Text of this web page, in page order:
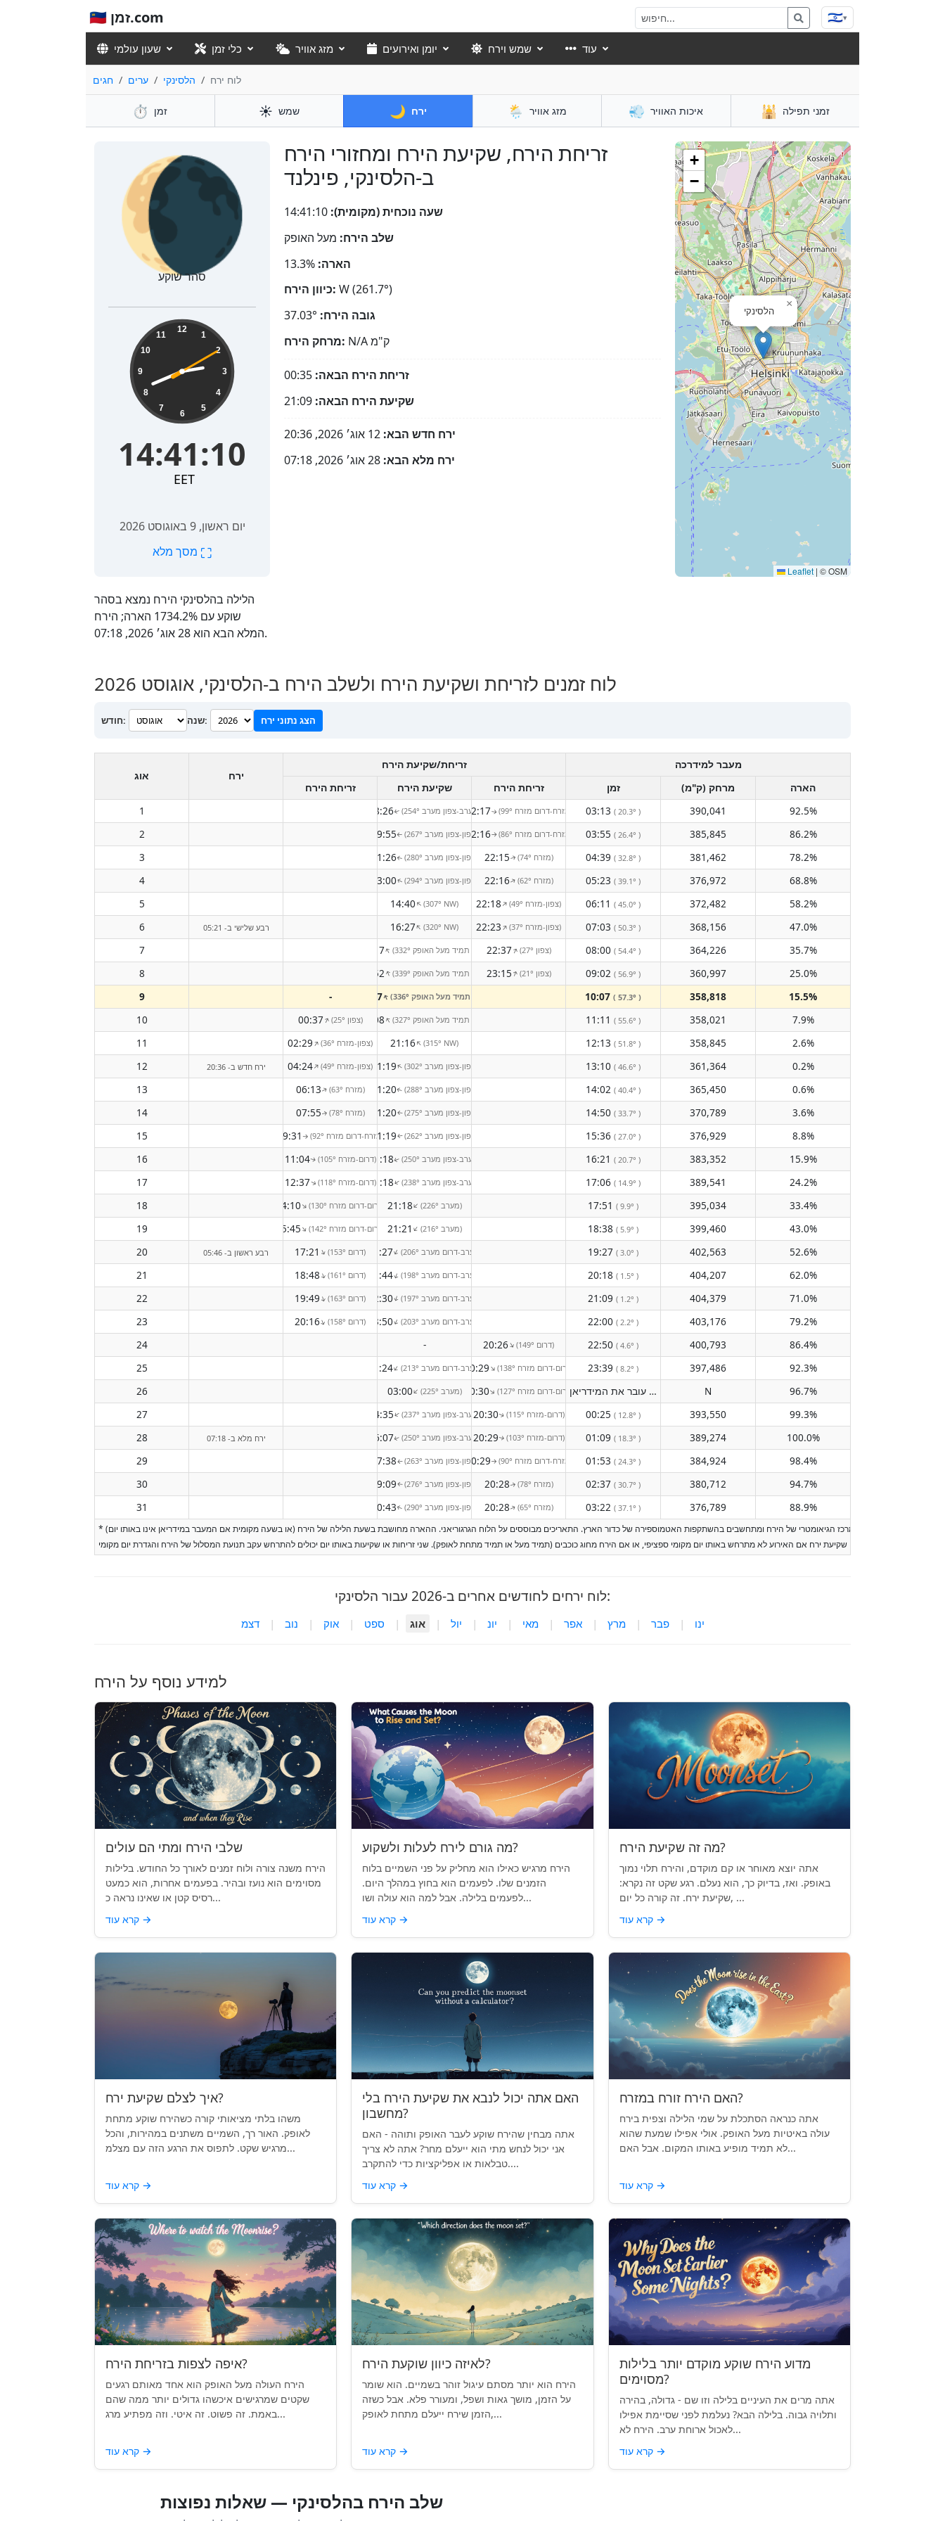
🇮🇱 זמן.com 🇮🇱▾
שעון עולמי כלי זמן מזג אוויר יומן ואירועים שמש וירח עוד
חגים ערים הלסינקי לוח ירח
⏱️ זמן ☀️ שמש 🌙 ירח 🌦️ מזג אוויר 💨 איכות האוויר 🕌 זמני תפילה
זריחת הירח, שקיעת הירח ומחזורי הירח
ב-הלסינקי, פינלנד
הלילה בהלסינקי הירח נמצא בסהר
שוקע עם 1734.2% הארה; הירח
המלא הבא הוא 28 אוג׳ 2026, 07:18.
🌘
סהר שוקע
14:41:11 12
1
2
3
4
5
6
7
8
9
10
11
14:41:11
EET
יום ראשון, 9 באוגוסט 2026
⛶
שעה נוכחית (מקומית): 14:41:11
שלב הירח: מעל האופק
הארה: 13.3%
כיוון הירח: W (261.7°)
גובה הירח: 37.03°
מרחק הירח: N/Aק"מ
זריחת הירח הבאה: 00:35
שקיעת הירח הבאה: 21:09
ירח חדש הבא:
ירח מלא הבא:
הלסינקי
×
+
−
Leaflet | © OSM
לוח זמנים לזריחת ושקיעת הירח ולשלב הירח ב-הלסינקי, אוגוסט 2026
חודש: שנה: הצג נתוני ירח
אוג ירח
זריחת/שקיעת הירח
מעבר למידרכה
זריחת הירח
שקיעת הירח זריחת הירח זמן מרחק (ק"מ)
הארה
1
08:26↑ (254° מערב-צפון מערב)
22:17↑ 03:13 ( 20.3° ) 390,041
92.5%
2
09:55↑ (267° צפון-צפון מערב)
22:16↑ 03:55 ( 26.4° ) 385,845
86.2%
3
11:26↑ 22:15↑ (74° מזרח) 04:39 ( 32.8° ) 381,462
78.2%
4
13:00↑ 22:16↑ (62° מזרח) 05:23 ( 39.1° ) 376,972
68.8%
5
14:40↑(307° NW) 22:18↑ (49° צפון-מזרח) 06:11 ( 45.0° ) 372,482
58.2%
6
רבע שלישי ב- 05:21 16:27↑(320° NW) 22:23↑ (37° צפון-מזרח) 07:03 ( 50.3° ) 368,156
47.0%
7
18:17↑ (332° הירח תמיד מעל האופק)
22:37↑ (27° צפון) 08:00 ( 54.4° ) 364,226
35.7%
8
19:52↑ (339° הירח תמיד מעל האופק)
23:15↑ (21° צפון) 09:02 ( 56.9° ) 360,997
25.0%
9
- 20:47↑ 10:07 ( 57.3° ) 358,818
15.5%
10
00:37↑ (25° צפון)
21:08↑ 11:11 ( 55.6° ) 358,021
7.9%
11
02:29↑ (36° צפון-מזרח) 21:16↑(315° NW) 12:13 ( 51.8° ) 358,845
2.6%
12
ירח חדש ב- 20:36 04:24↑ (49° צפון-מזרח)21:19↑ 13:10 ( 46.6° ) 361,364
0.2%
13
06:13↑ (63° מזרח) 21:20↑ 14:02 ( 40.4° ) 365,450
0.6%
14
07:55↑ (78° מזרח) 21:20↑ 14:50 ( 33.7° ) 370,789
3.6%
15
09:31 ↑ (92° מזרח-דרום מזרח)
21:19↑ 15:36 ( 27.0° ) 376,929
8.8%
16
11:04↑ (105° דרום-מזרח)
21:18↑ 16:21 ( 20.7° ) 383,352
15.9%
17
12:37↑ (118° דרום-מזרח)
21:18↑ 17:06 ( 14.9° ) 389,541
24.2%
18
14:10↑ 21:18↑ (226° מערב) 17:51 ( 9.9° ) 395,034
33.4%
19
15:45↑ 21:21↑ (216° מערב) 18:38 ( 5.9° ) 399,460
43.0%
20
רבע ראשון ב- 05:46 17:21 ↑ (153° דרום) 21:27↑ 19:27 ( 3.0° ) 402,563
52.6%
21
18:48↑ (161° דרום) 21:44↑ 20:18 ( 1.5° ) 404,207
62.0%
22
19:49↑ (163° דרום) 22:30↑ 21:09 ( 1.2° ) 404,379
71.0%
23
20:16↑ (158° דרום) 23:50↑ 22:00 ( 2.2° ) 403,176
79.2%
24
- 20:26↑ (149° דרום) 22:50 ( 4.6° ) 400,793
86.4%
25
01:24↑ (213° מערב-דרום מערב)
20:29↑ 23:39 ( 8.2° ) 397,486
92.3%
26
03:00↑ (225° מערב) 20:30↑ (127° דרום-דרום מזרח) לא עובר את המידריאן N
96.7%
27
04:35↑ (237° מערב-צפון מערב)
20:30↑ (115° דרום-מזרח) 00:25 ( 12.8° ) 393,550
99.3%
28
ירח מלא ב- 07:18 06:07↑ (250° מערב-צפון מערב)
20:29↑ (103° דרום-מזרח) 01:09 ( 18.3° ) 389,274
100.0%
29
07:38↑ (263° צפון-צפון מערב)
20:29↑ 01:53 ( 24.3° ) 384,924
98.4%
30
09:09↑ 20:28↑ (78° מזרח) 02:37 ( 30.7° ) 380,712
94.7%
31
10:43↑ 20:28↑ (65° מזרח) 03:22 ( 37.1° ) 376,789 88.9%
לוח ירחים לחודשים אחרים ב-2026 עבור הלסינקי:
ינו | פבר | מרץ | אפר | מאי | יונ | יול | אוג | ספט | אוק | נוב | דצמ
למידע נוסף על הירח
שלבי הירח ומתי הם עולים
הירח משנה צורה ולוח זמנים לאורך כל החודש. בלילות
מסוימים הוא נועז ובהיר. בפעמים אחרות, הוא כמעט
רסיס קטן או שאינו נראה כ...
→
מה גורם לירח לעלות ולשקוע?
הירח מרגיש כאילו הוא מחליק על פני השמיים בלוח
הזמנים שלו. לפעמים הוא בחוץ במהלך היום.
לפעמים בלילה. אבל למה הוא עולה ושו...
→
מה זה שקיעת הירח?
אתה יוצא מאוחר או קם מוקדם, והירח תלוי נמוך
באופק. ואז, בדיוק כך, הוא נעלם. רגע שקט זה נקרא:
שקיעת ירח. זה קורה כל יום, ...
קרא עוד →
איך לצלם שקיעת ירח?
משהו בלתי מציאותי קורה כשהירח שוקע מתחת
לאופק. האור רך, השמיים משתנים במהירות, והכל
מרגיש שקט. לתפוס את הרגע הזה עם מצלמ...
→
האם אתה יכול לנבא את שקיעת הירח בלי
מחשבון?
אתה מבחין שהירח שוקע לעבר האופק ותוהה - האם
אני יכול לנחש מתי הוא ייעלם מחר? אתה לא צריך
טבלאות או אפליקציות כדי להתקרב....
→
האם הירח זורח במזרח?
אתה כנראה הסתכלת על שמי הלילה וצפית בירח
עולה באיטיות מעל האופק. אולי אפילו שמעת שהוא
לא תמיד מופיע באותו המקום. אבל האם...
קרא עוד →
איפה לצפות בזריחת הירח?
הירח העולה מעל האופק הוא אחד מאותם רגעים
שקטים שמרגישים איכשהו גדולים יותר ממה שהם
באמת. זה פשוט. זה איטי. וזה מפתיע מרג...
→
לאיזה כיוון שוקעת הירח?
הירח הוא יותר מסתם עיגול זוהר בשמיים. הוא שומר
על הזמן, מושך גאות ושפל, ומעורר פלא. אבל כשזה
הזמן שירח ייעלם מתחת לאופק,...
→
מדוע הירח שוקע מוקדם יותר בלילות
מסוימים?
אתה מרים את העיניים בלילה וזו שם - גדולה, בהירה
ותלויה גבוה. בלילה הבא? נעלמת לפני שסיימת אפילו
לאכול ארוחת ערב. הירח לא...
קרא עוד →
שלב הירח בהלסינקי — שאלות נפוצות